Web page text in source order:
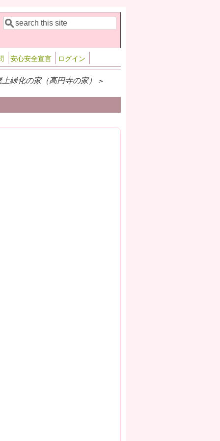
検索フォーム
検索
安心安全宣言 ログイン
緑化の家（高円寺の家） >